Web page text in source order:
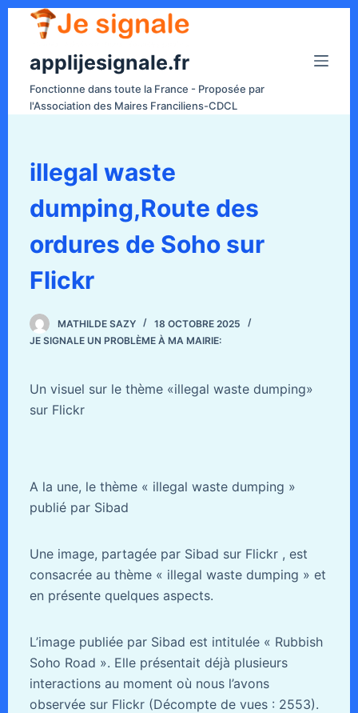
applijesignale.fr
Fonctionne dans toute la France - Proposée par
l'Association des Maires Franciliens-CDCL
illegal waste
dumping,Route des
ordures de Soho sur
Flickr
MATHILDE SAZY
18 OCTOBRE 2025
JE SIGNALE UN PROBLÈME À MA MAIRIE:
Un visuel sur le thème «illegal waste dumping»
sur Flickr
A la une, le thème « illegal waste dumping »
publié par Sibad
Une image, partagée par Sibad sur Flickr , est
consacrée au thème « illegal waste dumping » et
en présente quelques aspects.
L’image publiée par Sibad est intitulée « Rubbish
Soho Road ». Elle présentait déjà plusieurs
interactions au moment où nous l’avons
observée sur Flickr (Décompte de vues : 2553).